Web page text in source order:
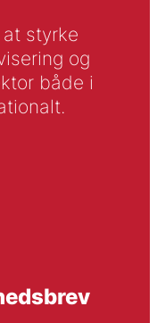
styrke
og
både i